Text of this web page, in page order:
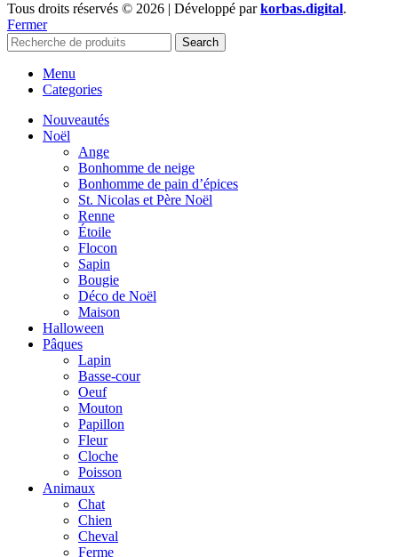
Tous droits réservés © 2026 | Développé parkorbas.digital.
Fermer
Search
Menu
Categories
Nouveautés
Noël
Ange
Bonhomme de neige
Bonhomme de pain d’épices
St. Nicolas et Père Noël
Renne
Étoile
Flocon
Sapin
Bougie
Déco de Noël
Maison
Halloween
Pâques
Lapin
Basse-cour
Oeuf
Mouton
Papillon
Fleur
Cloche
Poisson
Animaux
Chat
Chien
Cheval
Ferme